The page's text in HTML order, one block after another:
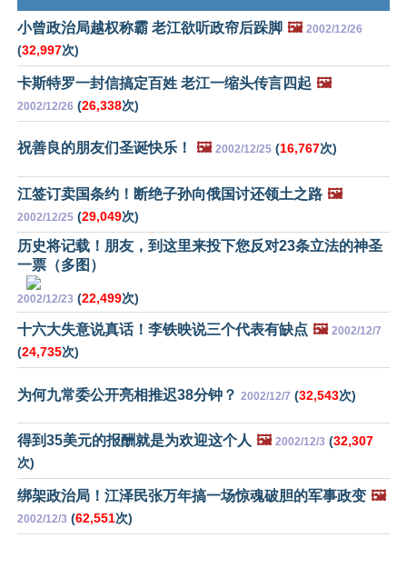
小曾政治局越权称霸 老江欲听政帘后跺脚 🖼️ 2002/12/26
(32,997次)
卡斯特罗一封信搞定百姓 老江一缩头传言四起 🖼️
2002/12/26 (26,338次)
祝善良的朋友们圣诞快乐！ 🖼️ 2002/12/25 (16,767次)
江签订卖国条约！断绝子孙向俄国讨还领土之路 🖼️
2002/12/25 (29,049次)
历史将记载！朋友，到这里来投下您反对23条立法的神圣
一票（多图）
2002/12/23 (22,499次)
十六大失意说真话！李铁映说三个代表有缺点 🖼️ 2002/12/7
(24,735次)
为何九常委公开亮相推迟38分钟？ 2002/12/7 (32,543次)
得到35美元的报酬就是为欢迎这个人 🖼️ 2002/12/3 (32,307
次)
绑架政治局！江泽民张万年搞一场惊魂破胆的军事政变 🖼️
2002/12/3 (62,551次)